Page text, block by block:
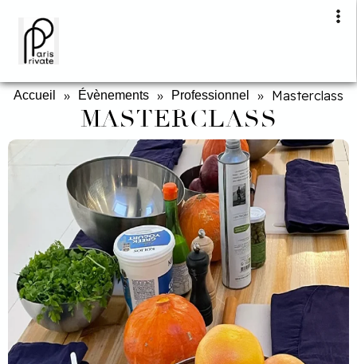
Accueil » Évènements » Professionnel » Masterclass
MASTERCLASS